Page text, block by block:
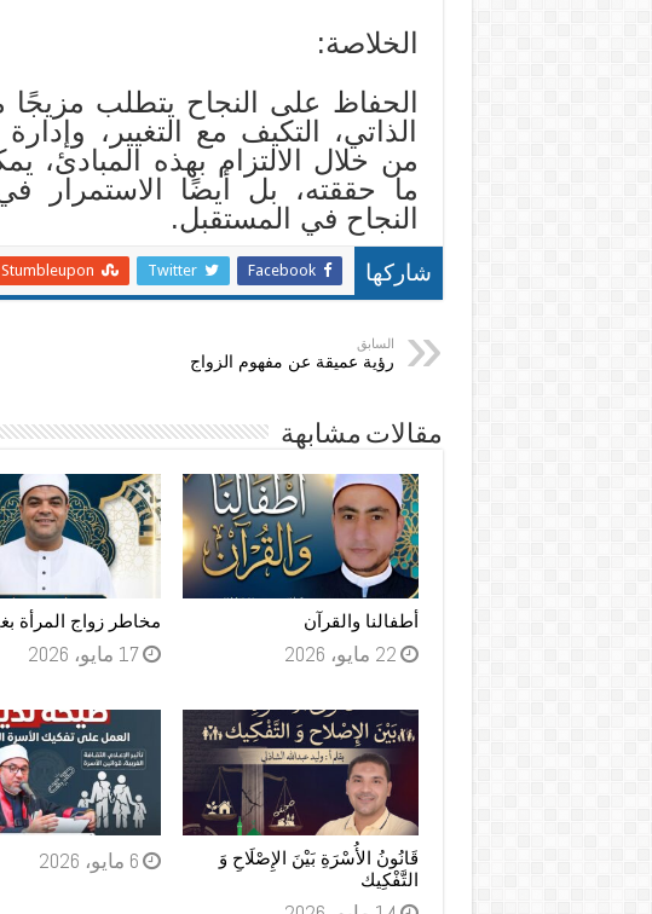
الخلاصة:
الحفاظ على النجاح يتطلب مزيجًا
الذاتي، التكيف مع التغيير،
من خلال الالتزام بهذه
ما حققته، بل أيضًا الاستمرار
النجاح في المستقبل.
شاركها Facebook
Twitter
Stumbleupon
السابق
رؤية عميقة عن مفهوم الزواج
مقالات مشابهة
أطفالنا والقرآن
22 مايو، 2026
مخاطر زواج المرأة
17 مايو، 2026
قَانُونُ الأُسْرَةِ بَيْنَ الإِصْلَاحِ وَ
التَّفْكِيك
6 مايو، 2026